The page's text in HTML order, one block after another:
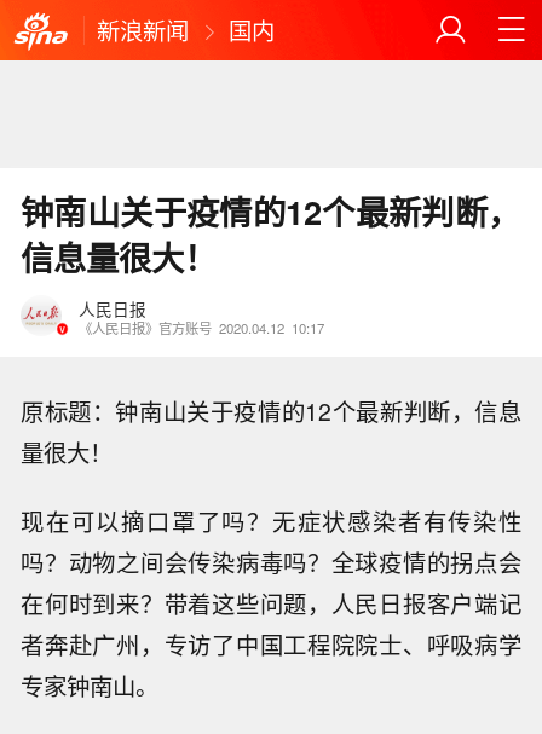
新浪新闻 国内
钟南山关于疫情的12个最新判断，
信息量很大！
人民日报
《人民日报》官方账号 2020.04.12 10:17
原标题：钟南山关于疫情的12个最新判断，信息
量很大！
现在可以摘口罩了吗？无症状感染者有传染性
吗？动物之间会传染病毒吗？全球疫情的拐点会
在何时到来？带着这些问题，人民日报客户端记
者奔赴广州，专访了中国工程院院士、呼吸病学
专家钟南山。